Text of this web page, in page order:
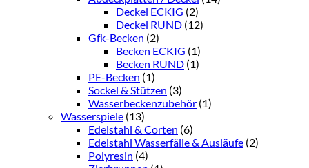
Deckel ECKIG (2)
Deckel RUND (12)
Gfk-Becken (2)
Becken ECKIG (1)
Becken RUND (1)
PE-Becken (1)
Sockel & Stützen (3)
Wasserbeckenzubehör (1)
Wasserspiele (13)
Edelstahl & Corten (6)
Edelstahl Wasserfälle & Ausläufe (2)
Polyresin (4)